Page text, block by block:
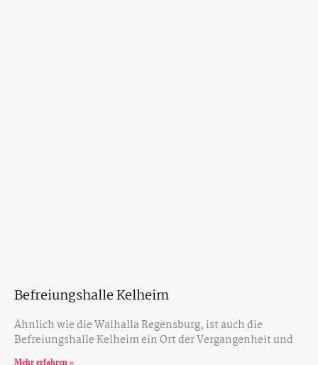
Befreiungshalle Kelheim
Ähnlich wie die Walhalla Regensburg, ist auch die
Befreiungshalle Kelheim ein Ort der Vergangenheit und
Mehr erfahren »